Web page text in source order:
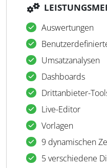
Auswertungen
Umsatzanalysen
Dashboards
Drittanbieter-
Live-Editor
Vorlagen
9 dynamischen
5 verschiedene